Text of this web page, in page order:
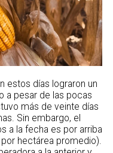
estos días lograron un
a pesar de las pocas
más de veinte días
Sin embargo, el
a la fecha es por arriba
hectárea promedio).